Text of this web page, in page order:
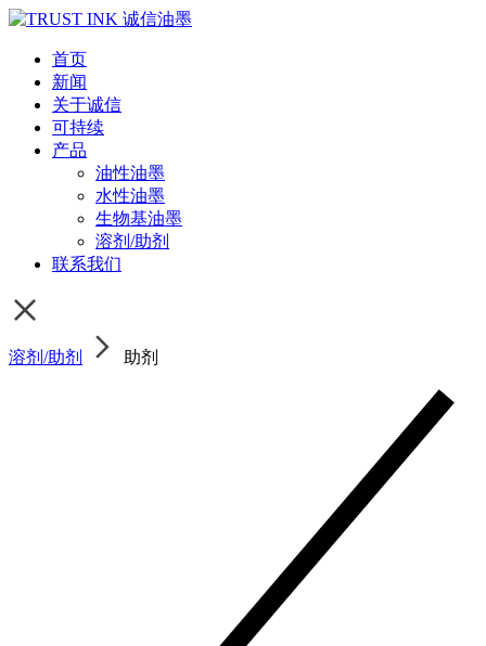
首页
新闻
关于诚信
可持续
产品
油性油墨
水性油墨
生物基油墨
溶剂/助剂
联系我们
溶剂/助剂 助剂